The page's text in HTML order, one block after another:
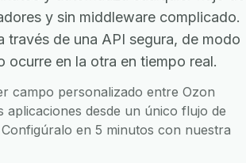
y sin middleware complicado.
través de una API segura, de modo
en la otra en tiempo real.
campo personalizado entre Ozon
aplicaciones desde un único flujo de
en 5 minutos con nuestra